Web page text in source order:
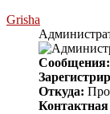
Grisha
Сообщения:
Откуда: